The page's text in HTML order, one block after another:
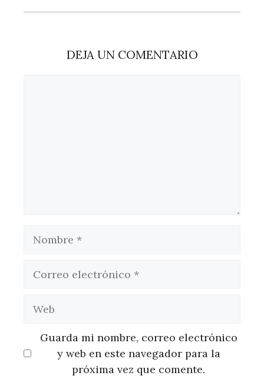
DEJA UN COMENTARIO
Guarda mi nombre, correo electrónico
y web en este navegador para la
próxima vez que comente.